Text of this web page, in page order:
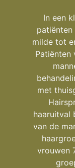
In een
patiënten
milde tot
Patiënten
met
haaruitval
van de
vrouwen